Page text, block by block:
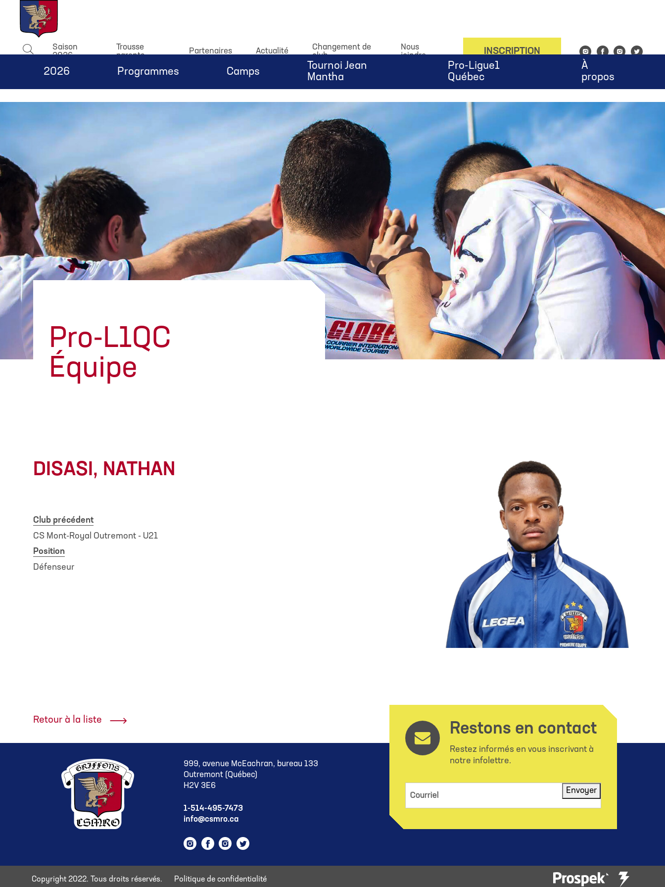
window.dataLayer = window.dataLayer || []; function gtag(){dataLayer.push(arguments);} gtag('js', new Date()); gtag('config', 'UA-143753676-1');
Rechercher
Saison
2026
Trousse
parents
Partenaires Actualité
Changement de
club
Nous
joindre
INSCRIPTION
Instagram
FacebookInstagram
Twitter
2026 Programmes Camps
Tournoi Jean
Mantha
Pro-Ligue1
Québec
À
propos
Pro-L1QC
Équipe
DISASI, NATHAN
Club précédent
CS Mont-Royal Outremont - U21
Position
Défenseur
Retour à la liste
Restons en contact
Restez informés en vous inscrivant à
notre infolettre.
Courriel
Envoyer
999, avenue McEachran, bureau 133
Outremont (Québec)
H2V 3E6
1-514-495-7473
info@csmro.ca
Instagram
Facebook
Instagram
Twitter
Copyright 2022. Tous droits réservés. Politique de confidentialité Prospek